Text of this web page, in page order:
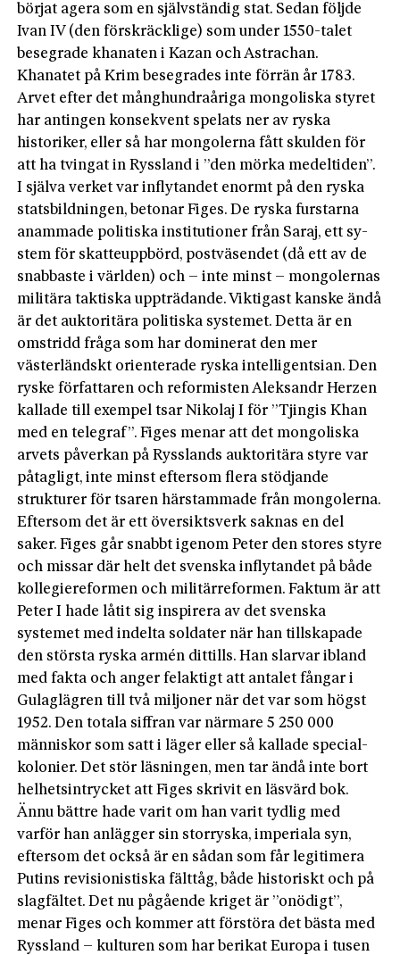
börjat agera som en självständig stat. Sedan följde
Ivan IV (den förskräcklige) som under 1550-talet
besegrade khanaten i Kazan och Astrachan.
Khanatet på Krim beseg­rades inte förrän år 1783.
Arvet efter det månghundraåriga mongoliska styret
har antingen konsekvent spelats ner av ryska
historiker, eller så har mongolerna fått skulden för
att ha tvingat in Ryssland i ”den mörka medeltiden”.
I själva verket var inflytandet enormt på den ryska
statsbildningen, betonar Figes. De ryska furstarna
anammade politiska institutioner från Saraj, ett sy­
stem för skatteuppbörd, postväsendet (då ett av de
snabbaste i världen) och – inte minst – mongolernas
militära taktiska uppträdande. Viktigast kanske ändå
är det auktoritära politiska systemet. Detta är en
omstridd fråga som har dominerat den mer
västerländskt orienterade ryska intelligentsian. Den
ryske författaren och reformisten Aleksandr Herzen
kallade till exempel tsar Nikolaj I för ”Tjingis Khan
med en telegraf”. Figes menar att det mongoliska
arvets påverkan på Rysslands auktoritära styre var
påtagligt, inte minst eftersom flera stödjande
strukturer för tsaren härstammade från mongolerna.
Eftersom det är ett översiktsverk saknas en del
saker. Figes går snabbt igenom Peter den stores styre
och missar där helt det svenska inflytandet på både
kollegiereformen och militärreformen. Faktum är att
Peter I hade låtit sig inspirera av det svenska
systemet med indelta soldater när han tillskapade
den största ryska armén dittills. Han slarvar ibland
med fakta och anger felaktigt att antalet fångar i
Gulaglägren till två miljoner när det var som högst
1952. Den totala siffran var närmare 5 250 000
människor som satt i läger eller så kallade special­
kolonier. Det stör läsningen, men tar ändå inte bort
helhetsintrycket att Figes skrivit en läsvärd bok.
Ännu bättre hade varit om han varit tydlig med
varför han anlägger sin storryska, imperiala syn,
eftersom det också är en sådan som får legitimera
Putins revisionistiska fälttåg, både historiskt och på
slagfältet. Det nu pågående kriget är ”onödigt”,
menar Figes och kommer att förstöra det bästa med
Ryssland – kulturen som har berikat Europa i tusen